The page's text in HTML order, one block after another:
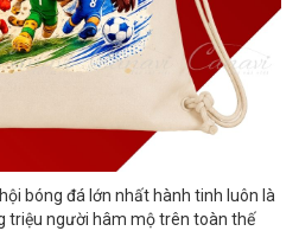
bóng đá lớn nhất hành tinh luôn là
triệu người hâm mộ trên toàn thế